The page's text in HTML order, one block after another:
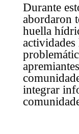
Durante
abordaron
huella
actividades
integrar